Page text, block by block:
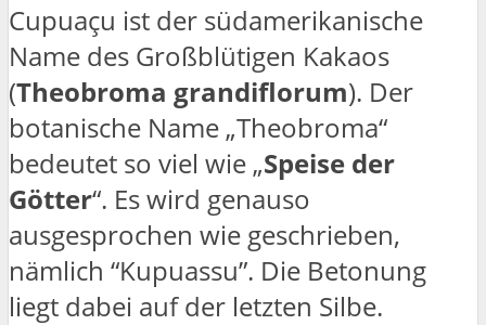
Cupuaçu ist der südamerikanische
Name des Großblütigen Kakaos
(Theobroma grandiflorum). Der
botanische Name „Theobroma“
bedeutet so viel wie „Speise der
Götter“. Es wird genauso
ausgesprochen wie geschrieben,
nämlich “Kupuassu”. Die Betonung
liegt dabei auf der letzten Silbe.